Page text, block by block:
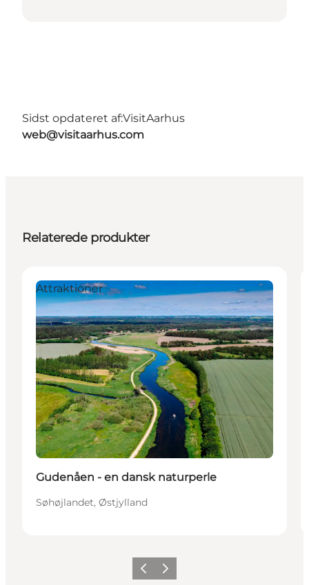
Sidst opdateret af:VisitAarhus
web@visitaarhus.com
Relaterede produkter
Attraktioner
Gudenåen - en dansk naturperle
Søhøjlandet, Østjylland
ForrigeNæste